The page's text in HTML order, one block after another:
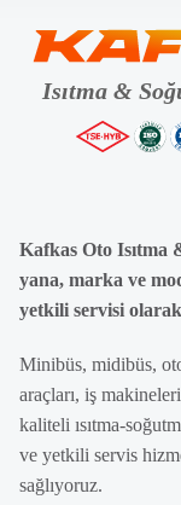
Kafkas Oto Isıtma
yana, marka ve
yetkili servisi
Minibüs, midibüs,
araçları, iş
kaliteli ısıtma-
ve yetkili servis
sağlıyoruz.